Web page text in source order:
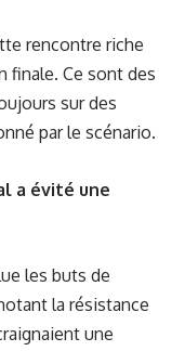
rencontre riche
finale. Ce sont des
sur des
par le scénario.
a évité une
les buts de
la résistance
une